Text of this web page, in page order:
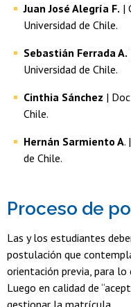
Juan José Alegría F. |
Universidad de Chile.
Sebastián Ferrada A.
Universidad de Chile.
Cinthia Sánchez |
Chile.
Hernán Sarmiento A.
de Chile.
Proceso de
Las y los estudiantes
postulación que
orientación previa, para lo
Luego en calidad de
gestionar la matrícula.